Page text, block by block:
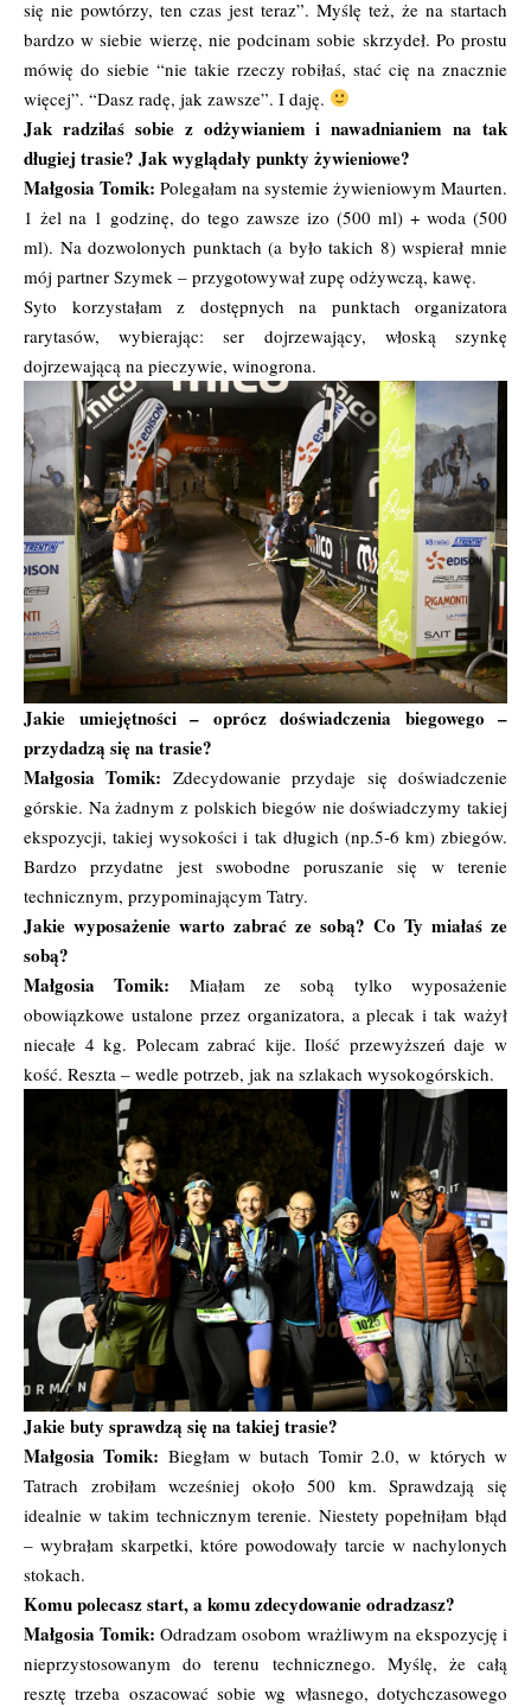
się nie powtórzy, ten czas jest teraz”. Myślę też, że na startach
bardzo w siebie wierzę, nie podcinam sobie skrzydeł. Po prostu
mówię do siebie “nie takie rzeczy robiłaś, stać cię na znacznie
więcej”. “Dasz radę, jak zawsze”. I daję.
Jak radziłaś sobie z odżywianiem i nawadnianiem na tak
długiej trasie? Jak wyglądały punkty żywieniowe?
Małgosia Tomik: Polegałam na systemie żywieniowym Maurten.
1 żel na 1 godzinę, do tego zawsze izo (500 ml) + woda (500
ml). Na dozwolonych punktach (a było takich 8) wspierał mnie
mój partner Szymek – przygotowywał zupę odżywczą, kawę.
Syto korzystałam z dostępnych na punktach organizatora
rarytasów, wybierając: ser dojrzewający, włoską szynkę
dojrzewającą na pieczywie, winogrona.
Jakie umiejętności – oprócz doświadczenia biegowego –
przydadzą się na trasie?
Małgosia Tomik: Zdecydowanie przydaje się doświadczenie
górskie. Na żadnym z polskich biegów nie doświadczymy takiej
ekspozycji, takiej wysokości i tak długich (np.5-6 km) zbiegów.
Bardzo przydatne jest swobodne poruszanie się w terenie
technicznym, przypominającym Tatry.
Jakie wyposażenie warto zabrać ze sobą? Co Ty miałaś ze
sobą?
Małgosia Tomik: Miałam ze sobą tylko wyposażenie
obowiązkowe ustalone przez organizatora, a plecak i tak ważył
niecałe 4 kg. Polecam zabrać kije. Ilość przewyższeń daje w
kość. Reszta – wedle potrzeb, jak na szlakach wysokogórskich.
Jakie buty sprawdzą się na takiej trasie?
Małgosia Tomik: Biegłam w butach Tomir 2.0, w których w
Tatrach zrobiłam wcześniej około 500 km. Sprawdzają się
idealnie w takim technicznym terenie. Niestety popełniłam błąd
– wybrałam skarpetki, które powodowały tarcie w nachylonych
stokach.
Komu polecasz start, a komu zdecydowanie odradzasz?
Małgosia Tomik:Odradzam osobom wrażliwym na ekspozycję i
nieprzystosowanym do terenu technicznego. Myślę, że całą
resztę trzeba oszacować sobie wg własnego, dotychczasowego